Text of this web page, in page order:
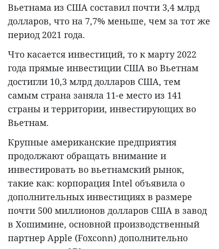
Вьетнама из США составил почти 3,4 млрд
долларов, что на 7,7% меньше, чем за тот же
период 2021 года.
Что касается инвестиций, то к марту 2022
года прямые инвестиции США во Вьетнам
достигли 10,3 млрд долларов США, тем
самым страна заняла 11-е место из 141
страны и территории, инвестирующих во
Вьетнам.
Крупные американские предприятия
продолжают обращать внимание и
инвестировать во вьетнамский рынок,
такие как: корпорация Intel объявила о
дополнительных инвестициях в размере
почти 500 миллионов долларов США в завод
в Хошимине, основной производственный
партнер Apple (Foxconn) дополнительно